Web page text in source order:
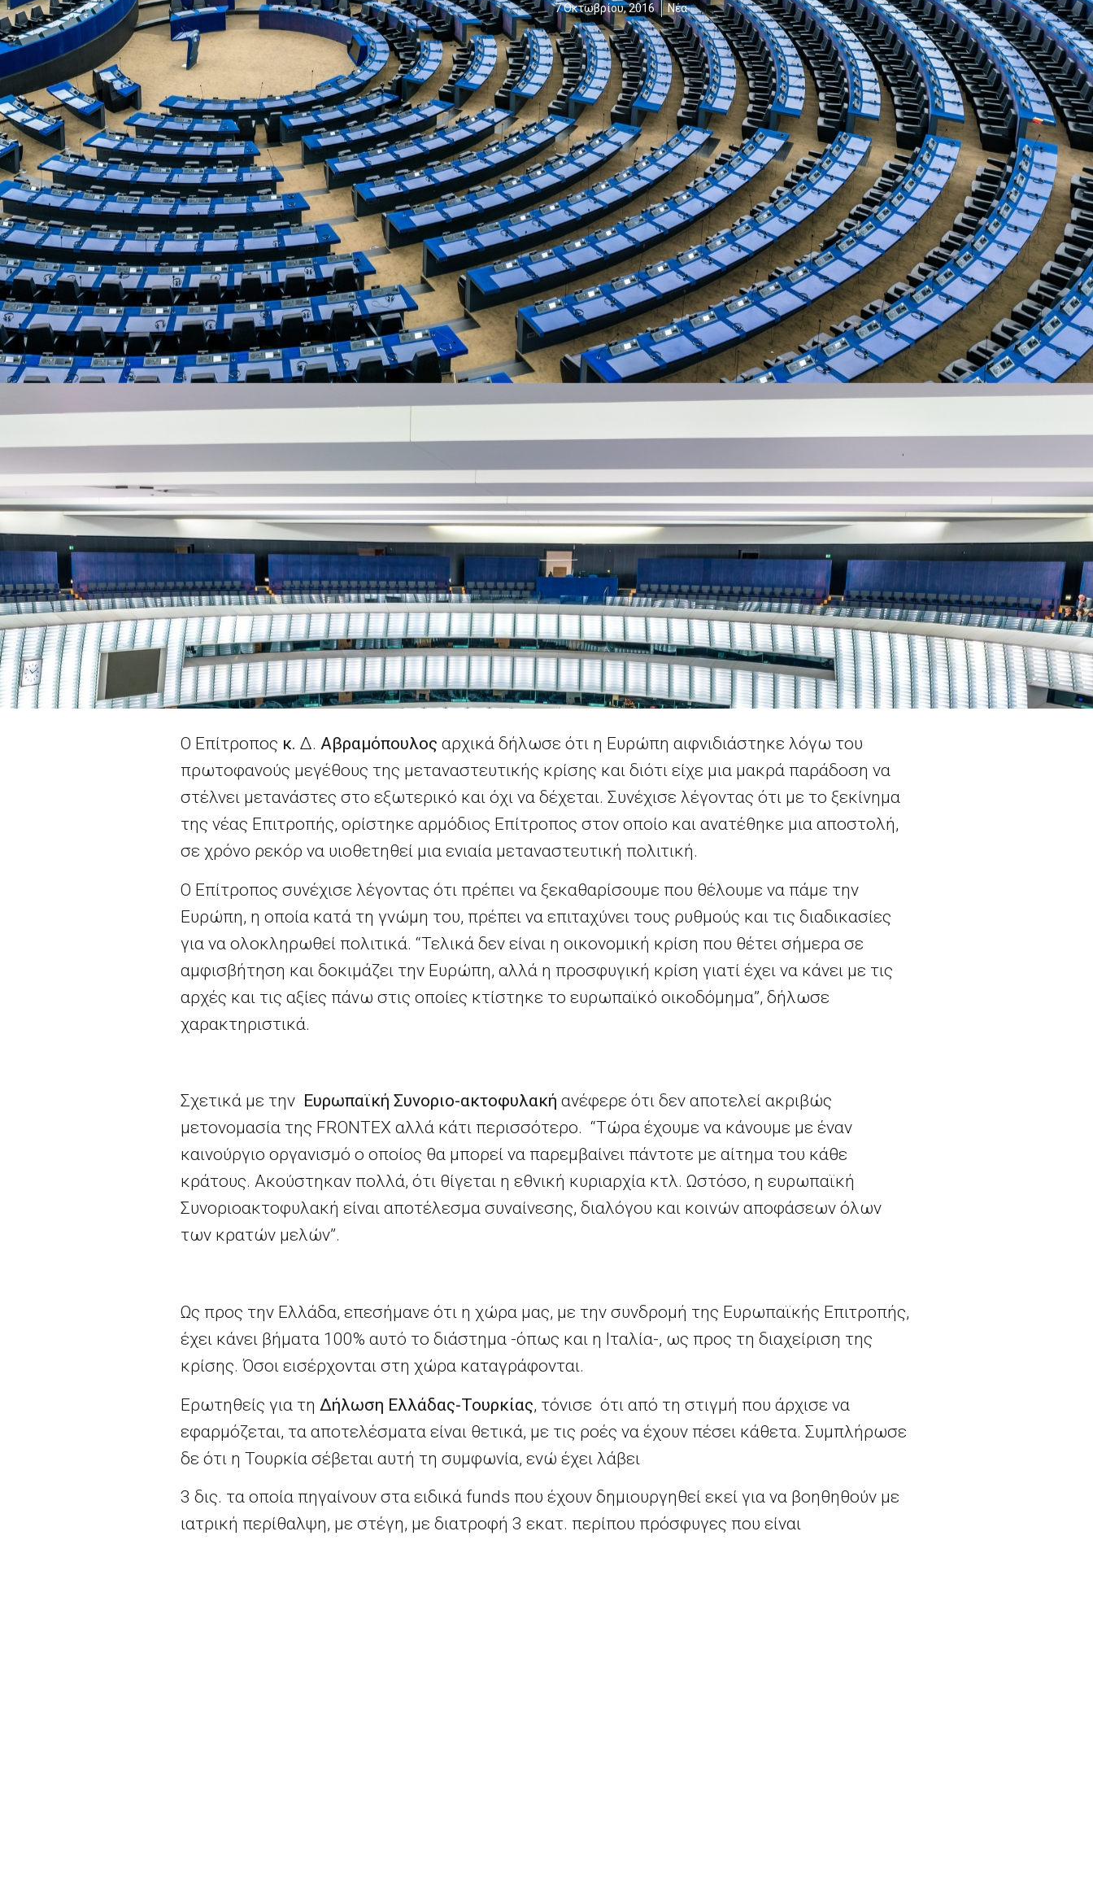
7 Οκτωβρίου, 2016 Νέα
Ο Επίτροπος κ. Δ. Αβραμόπουλος αρχικά δήλωσε ότι η Ευρώπη αιφνιδιάστηκε λόγω του
πρωτοφανούς μεγέθους της μεταναστευτικής κρίσης και διότι είχε μια μακρά παράδοση να
στέλνει μετανάστες στο εξωτερικό και όχι να δέχεται. Συνέχισε λέγοντας ότι με το ξεκίνημα
της νέας Επιτροπής, ορίστηκε αρμόδιος Επίτροπος στον οποίο και ανατέθηκε μια αποστολή,
σε χρόνο ρεκόρ να υιοθετηθεί μια ενιαία μεταναστευτική πολιτική.
Ο Επίτροπος συνέχισε λέγοντας ότι πρέπει να ξεκαθαρίσουμε που θέλουμε να πάμε την
Ευρώπη, η οποία κατά τη γνώμη του, πρέπει να επιταχύνει τους ρυθμούς και τις διαδικασίες
για να ολοκληρωθεί πολιτικά. “Τελικά δεν είναι η οικονομική κρίση που θέτει σήμερα σε
αμφισβήτηση και δοκιμάζει την Ευρώπη, αλλά η προσφυγική κρίση γιατί έχει να κάνει με τις
αρχές και τις αξίες πάνω στις οποίες κτίστηκε το ευρωπαϊκό οικοδόμημα”, δήλωσε
χαρακτηριστικά.
Σχετικά με την Ευρωπαϊκή Συνοριο-ακτοφυλακή ανέφερε ότι δεν αποτελεί ακριβώς
μετονομασία της FRONTEX αλλά κάτι περισσότερο. “Τώρα έχουμε να κάνουμε με έναν
καινούργιο οργανισμό ο οποίος θα μπορεί να παρεμβαίνει πάντοτε με αίτημα του κάθε
κράτους. Ακούστηκαν πολλά, ότι θίγεται η εθνική κυριαρχία κτλ. Ωστόσο, η ευρωπαϊκή
Συνοριοακτοφυλακή είναι αποτέλεσμα συναίνεσης, διαλόγου και κοινών αποφάσεων όλων
των κρατών μελών”.
Ως προς την Ελλάδα, επεσήμανε ότι η χώρα μας, με την συνδρομή της Ευρωπαϊκής Επιτροπής,
έχει κάνει βήματα 100% αυτό το διάστημα -όπως και η Ιταλία-, ως προς τη διαχείριση της
κρίσης. Όσοι εισέρχονται στη χώρα καταγράφονται.
Ερωτηθείς για τη Δήλωση Ελλάδας-Τουρκίας, τόνισε ότι από τη στιγμή που άρχισε να
εφαρμόζεται, τα αποτελέσματα είναι θετικά, με τις ροές να έχουν πέσει κάθετα. Συμπλήρωσε
δε ότι η Τουρκία σέβεται αυτή τη συμφωνία, ενώ έχει λάβει
3 δις. τα οποία πηγαίνουν στα ειδικά funds που έχουν δημιουργηθεί εκεί για να βοηθηθούν με
ιατρική περίθαλψη, με στέγη, με διατροφή 3 εκατ. περίπου πρόσφυγες που είναι